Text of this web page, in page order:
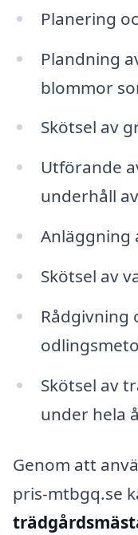
Planering
Plandning
blommor
Skötsel av
Utförande
underhåll
Anläggning
Skötsel av
Rådgivning
Skötsel av
under hela
Genom att
pris-mtbgq.se